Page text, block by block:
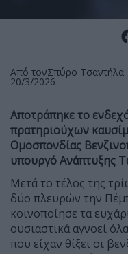
Από τονΣπύρο Τσαντήλα
20/3/2026
Αποτράπηκε το
πρατηριούχων
Ομοσπονδίας
υπουργό Ανάπτυξης
Μετά το τέλος της
δύο πλευρών την
κοινοποίησε τα
ουσιαστικά αγνοεί
που είχαν θίξει οι